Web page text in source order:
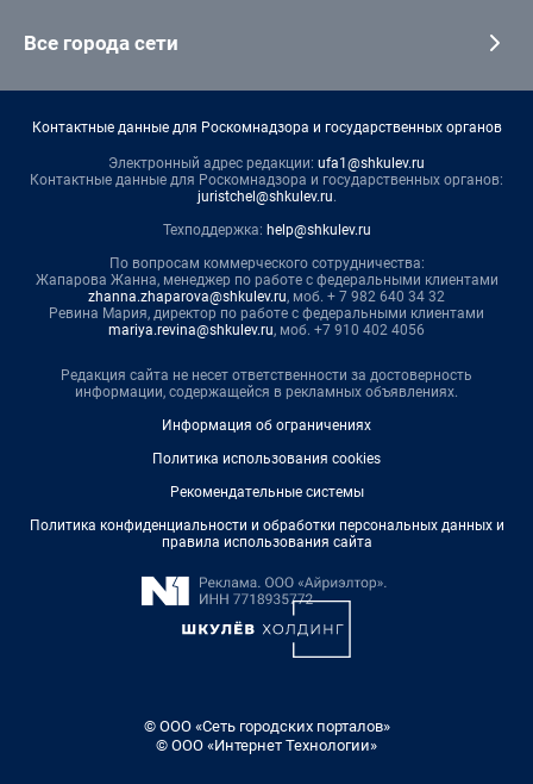
Все города сети
Контактные данные для Роскомнадзора и государственных органов
Электронный адрес редакции: ufa1@shkulev.ru
Контактные данные для Роскомнадзора и государственных органов:
juristchel@shkulev.ru.
Техподдержка: help@shkulev.ru
По вопросам коммерческого сотрудничества:
Жапарова Жанна, менеджер по работе с федеральными клиентами
zhanna.zhaparova@shkulev.ru, моб. + 7 982 640 34 32
Ревина Мария, директор по работе с федеральными клиентами
mariya.revina@shkulev.ru, моб. +7 910 402 4056
Редакция сайта не несет ответственности за достоверность
информации, содержащейся в рекламных объявлениях.
Информация об ограничениях
Политика использования cookies
Рекомендательные системы
Политика конфиденциальности и обработки персональных данных и
правила использования сайта
© ООО «Сеть городских порталов»
© ООО «Интернет Технологии»